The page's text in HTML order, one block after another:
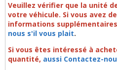
Veuillez vérifier que la unité
votre véhicule. Si vous avez
informations
nous s'il vous plait.
Si vous êtes intéressé à
quantité, aussi Contactez-